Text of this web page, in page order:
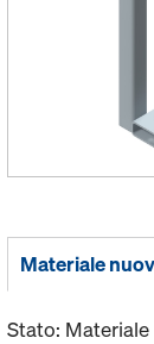
Materiale
Stato: